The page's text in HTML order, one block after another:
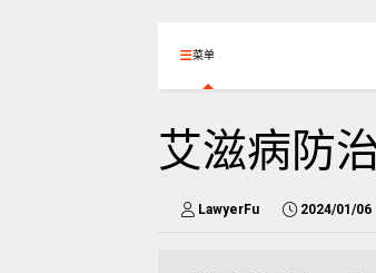
菜单
艾滋病防
LawyerFu 2024/01/06